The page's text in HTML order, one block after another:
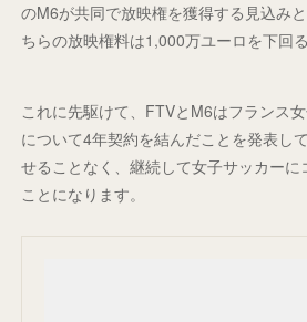
のM6が共同で放映権を獲得する見込み
ちらの放映権料は1,000万ユーロを下回
これに先駆けて、FTVとM6はフランス
について4年契約を結んだことを発表し
せることなく、継続して女子サッカーに
ことになります。